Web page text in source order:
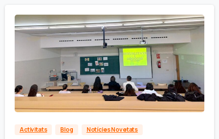
Activitats Blog Notícies Novetats